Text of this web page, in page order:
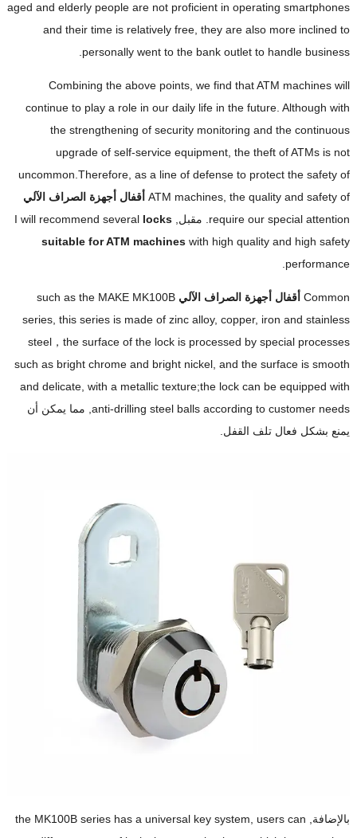
aged and elderly people are not proficient in operating smartphones
and their time is relatively free ,they are also more inclined to
personally went to the bank outlet to handle business
Combining the above points ,we find that ATM machines will
continue to play a role in our daily life in the future .Although with
the strengthening of security monitoring and the continuous
upgrade of self-service equipment ,the theft of ATMs is not
uncommon.Therefore ,as a line of defense to protect the safety of
ATM machines ,the quality and safety of
أقفال أجهزة الصراف الآلي
require our special attention . مقبل, I will recommend several locks
suitable for ATM machines with high quality and high safety
performance
Common أقفال أجهزة الصراف الآلي such as the MAKE MK100B
series ,this series is made of zinc alloy,copper, iron and stainless
steel ，the surface of the lock is processed by special processes
such as bright chrome and bright nickel ,and the surface is smooth
and delicate ,with a metallic texture;the lock can be equipped with
anti-drilling steel balls according to customer needs, مما يمكن أن
يمنع بشكل فعال تلف القفل.
بالإضافة, the MK100B series has a universal key system
users can